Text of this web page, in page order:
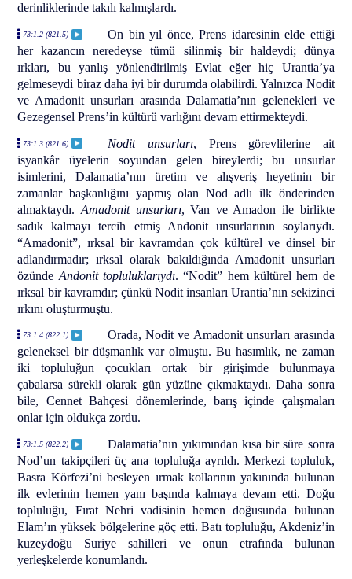
derinliklerinde takılı kalmışlardı.
73:1.2 (821.5)
On bin yıl önce, Prens idaresinin elde ettiği
her kazancın neredeyse tümü silinmiş bir haldeydi; dünya
ırkları, bu yanlış yönlendirilmiş Evlat eğer hiç Urantia’ya
gelmeseydi biraz daha iyi bir durumda olabilirdi. Yalnızca Nodit
ve Amadonit unsurları arasında Dalamatia’nın gelenekleri ve
Gezegensel Prens’in kültürü varlığını devam ettirmekteydi.
73:1.3 (821.6) Nodit unsurları, Prens görevlilerine ait
isyankâr üyelerin soyundan gelen bireylerdi; bu unsurlar
isimlerini, Dalamatia’nın üretim ve alışveriş heyetinin bir
zamanlar başkanlığını yapmış olan Nod adlı ilk önderinden
almaktaydı. Amadonit unsurları, Van ve Amadon ile birlikte
sadık kalmayı tercih etmiş Andonit unsurlarının soylarıydı.
“Amadonit”, ırksal bir kavramdan çok kültürel ve dinsel bir
adlandırmadır; ırksal olarak bakıldığında Amadonit unsurları
özünde Andonit topluluklarıydı. “Nodit” hem kültürel hem de
ırksal bir kavramdır; çünkü Nodit insanları Urantia’nın sekizinci
ırkını oluşturmuştu.
73:1.4 (822.1)
Orada, Nodit ve Amadonit unsurları arasında
geleneksel bir düşmanlık var olmuştu. Bu hasımlık, ne zaman
iki topluluğun çocukları ortak bir girişimde bulunmaya
çabalarsa sürekli olarak gün yüzüne çıkmaktaydı. Daha sonra
bile, Cennet Bahçesi dönemlerinde, barış içinde çalışmaları
onlar için oldukça zordu.
73:1.5 (822.2)
Dalamatia’nın yıkımından kısa bir süre sonra
Nod’un takipçileri üç ana topluluğa ayrıldı. Merkezi topluluk,
Basra Körfezi’ni besleyen ırmak kollarının yakınında bulunan
ilk evlerinin hemen yanı başında kalmaya devam etti. Doğu
topluluğu, Fırat Nehri vadisinin hemen doğusunda bulunan
Elam’ın yüksek bölgelerine göç etti. Batı topluluğu, Akdeniz’in
kuzeydoğu Suriye sahilleri ve onun etrafında bulunan
yerleşkelerde konumlandı.